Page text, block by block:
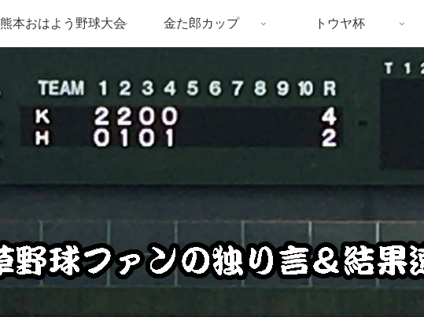
熊本おはよう野球大会 金た郎カップ トウヤ杯